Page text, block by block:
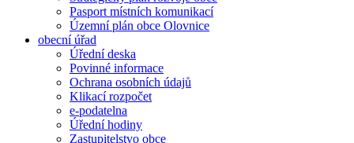
Pasport místních komunikací
Územní plán obce Olovnice
obecní úřad
Úřední deska
Povinné informace
Ochrana osobních údajů
Klikací rozpočet
e-podatelna
Úřední hodiny
Zastupitelstvo obce